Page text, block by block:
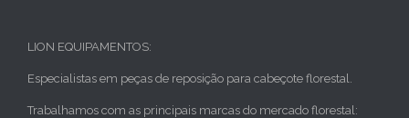
LION EQUIPAMENTOS:
Especialistas em peças de reposição para cabeçote florestal.
Trabalhamos com as principais marcas do mercado florestal: